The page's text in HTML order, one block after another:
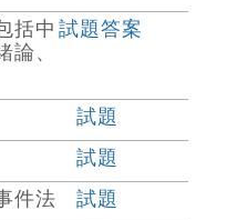
括中
論、
試題答案
試題
試題
件法
試題